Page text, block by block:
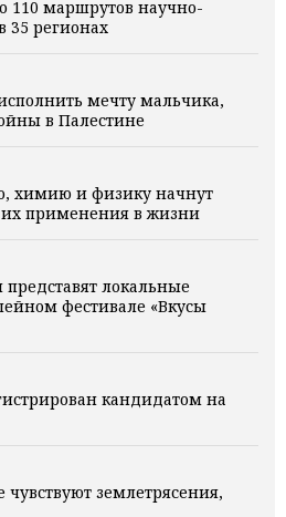
110 маршрутов научно-
35 регионах
мечту мальчика,
в Палестине
химию и физику начнут
их применения в жизни
локальные
фестивале «Вкусы
кандидатом на
землетрясения,